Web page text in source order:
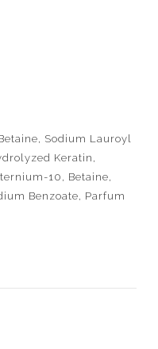
Sodium Lauroyl
Keratin,
10, Betaine,
Benzoate, Parfum